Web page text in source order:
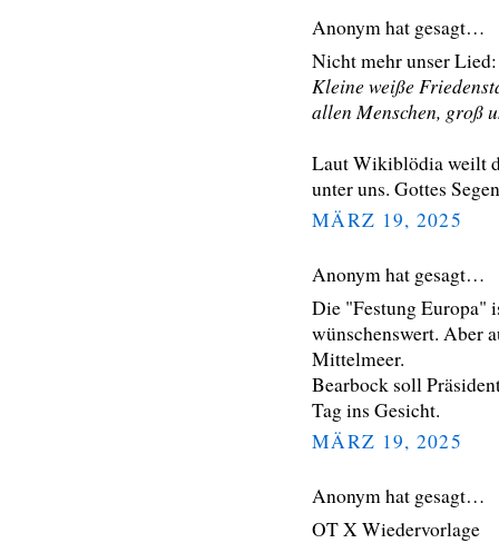
Anonym hat gesagt…
Nicht mehr unser Lied:
Kleine weiße
allen Menschen, groß
Laut Wikiblödia weilt
unter uns. Gottes
MÄRZ 19, 2025
Anonym hat gesagt…
Die "Festung Europa"
wünschenswert. Aber
Mittelmeer.
Bearbock soll
Tag ins Gesicht.
MÄRZ 19, 2025
Anonym hat gesagt…
OT X Wiedervorlage